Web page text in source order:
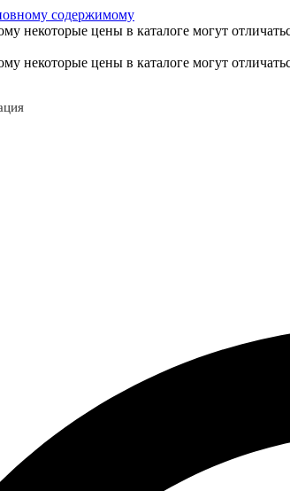
содержимому
некоторые цены в каталоге могут
некоторые цены в каталоге могут